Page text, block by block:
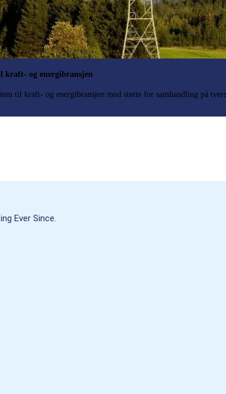
kraft- og energibransjen
til kraft- og energibransjen med støtte for samhandling på
Ever Since.